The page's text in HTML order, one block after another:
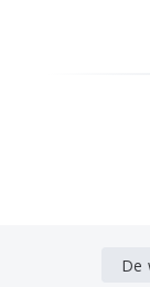
De